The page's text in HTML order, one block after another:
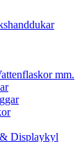
mm.
Displaykyl